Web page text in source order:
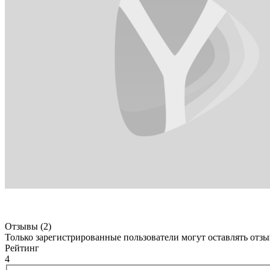
Отзывы (2)
Только зарегистрированные пользователи могут оставлять
Рейтинг
4